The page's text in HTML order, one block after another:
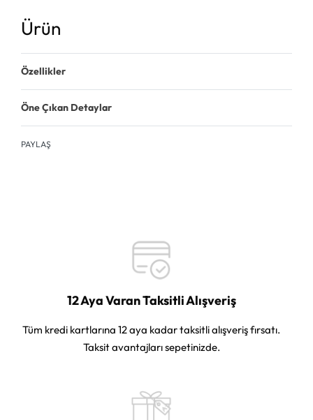
Ürün
Özellikler
Öne Çıkan Detaylar
PAYLAŞ
12 Aya Varan Taksitli Alışveriş
Tüm kredi kartlarına 12 aya kadar taksitli alışveriş fırsatı.
Taksit avantajları sepetinizde.